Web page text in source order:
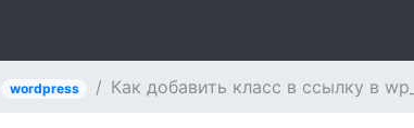
wordpress Как добавить класс в ссылку в